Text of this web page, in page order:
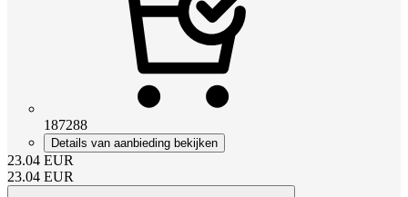
187288
Details van aanbieding bekijken
23.04 EUR
23.04 EUR